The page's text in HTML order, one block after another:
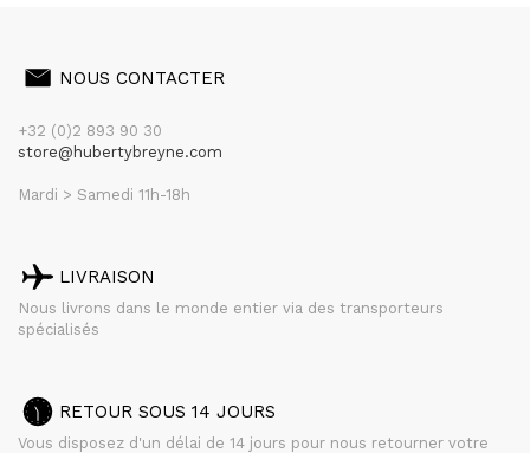
NOUS CONTACTER
+32 (0)2 893 90 30
store@hubertybreyne.com
Mardi > Samedi 11h-18h
LIVRAISON
Nous livrons dans le monde entier via des transporteurs
spécialisés
RETOUR SOUS 14 JOURS
Vous disposez d'un délai de 14 jours pour nous retourner votre